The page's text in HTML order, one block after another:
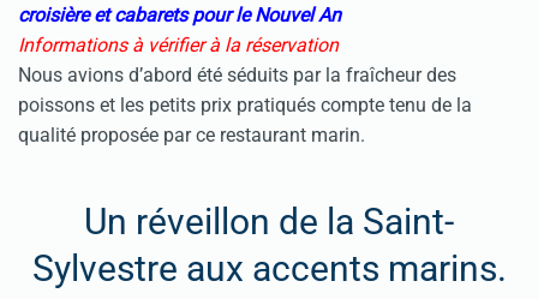
croisière et cabarets pour le Nouvel An
Informations à vérifier à la réservation
Nous avions d’abord été séduits par la fraîcheur des
poissons et les petits prix pratiqués compte tenu de la
qualité proposée par ce restaurant marin.
Un réveillon de la Saint-
Sylvestre aux accents marins.